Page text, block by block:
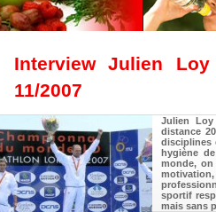
Interview Julien
11/2007
Julien
distance
disciplines
hygiène
monde,
sportif
mais sans